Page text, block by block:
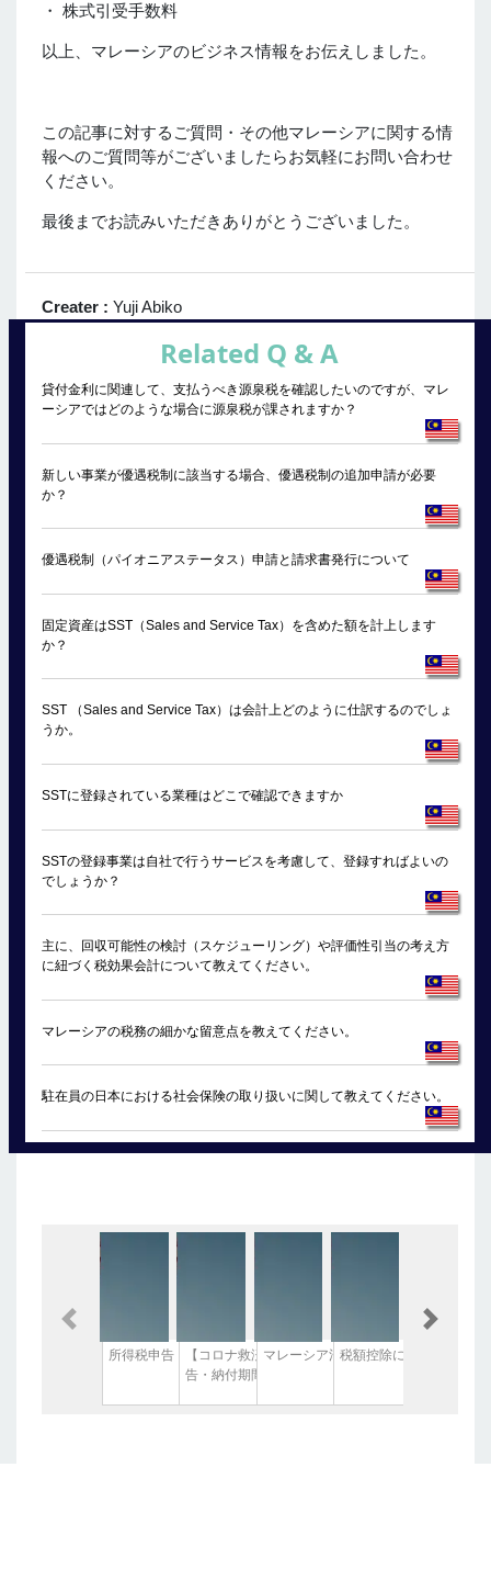
・ 株式引受手数料
以上、マレーシアのビジネス情報をお伝えしました。
この記事に対するご質問・その他マレーシアに関する情
報へのご質問等がございましたらお気軽にお問い合わせ
ください。
最後までお読みいただきありがとうございました。
Creater : Yuji Abiko
Related Q & A
貸付金利に関連して、支払うべき源泉税を確認したいのですが、マレ
ーシアではどのような場合に源泉税が課されますか？
新しい事業が優遇税制に該当する場合、優遇税制の追加申請が必要
か？
優遇税制（パイオニアステータス）申請と請求書発行について
固定資産はSST（Sales and Service Tax）を含めた額を計上します
か？
SST （Sales and Service Tax）は会計上どのように仕訳するのでしょ
うか。
SSTに登録されている業種はどこで確認できますか
SSTの登録事業は自社で行うサービスを考慮して、登録すればよいの
でしょうか？
主に、回収可能性の検討（スケジューリング）や評価性引当の考え方
に紐づく税効果会計について教えてください。
マレーシアの税務の細かな留意点を教えてください。
駐在員の日本における社会保険の取り扱いに関して教えてください。
所得税申告・納付期間延長！【コロナ救済措置】マレーシア所得税申
告・納付期間延長！
マレーシア法人の納税について
税額控除について
Previous Next